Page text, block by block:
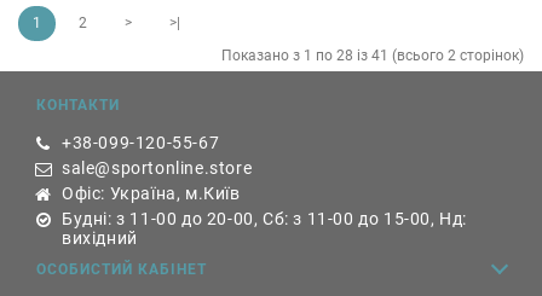
1 2 >
>|
Показано з 1 по 28 із 41 (всього 2 сторінок)
КОНТАКТИ
+38-099-120-55-67
sale@sportonline.store
Офіс: Україна, м.Київ
Будні: з 11-00 до 20-00, Сб: з 11-00 до 15-00, Нд:
вихідний
ОСОБИСТИЙ КАБІНЕТ